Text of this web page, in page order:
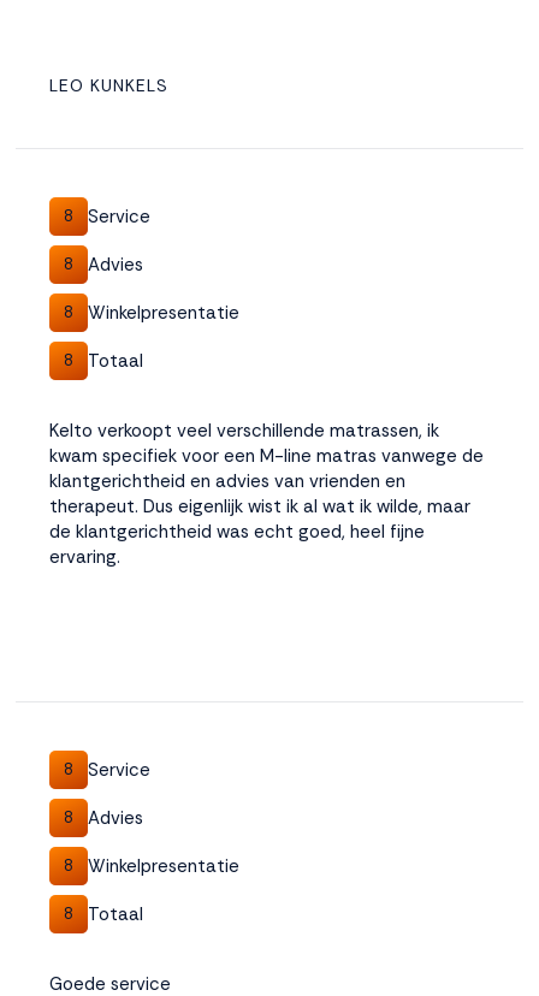
LEO KUNKELS
8 Service
8 Advies
8 Winkelpresentatie
8 Totaal
Kelto verkoopt veel verschillende matrassen, ik
kwam specifiek voor een M-line matras vanwege de
klantgerichtheid en advies van vrienden en
therapeut. Dus eigenlijk wist ik al wat ik wilde, maar
de klantgerichtheid was echt goed, heel fijne
ervaring.
8 Service
8 Advies
8 Winkelpresentatie
8 Totaal
Goede service